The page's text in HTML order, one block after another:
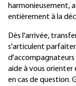
harmonieusement,
entièrement à la
Dès l'arrivée,
s'articulent
d'accompagnateurs
aide à vous
en cas de question.